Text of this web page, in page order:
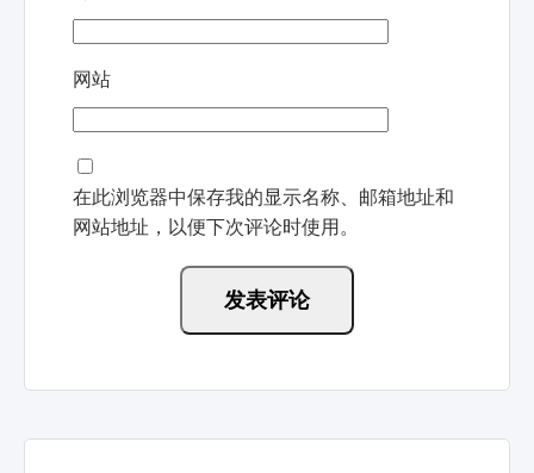
网站
在此浏览器中保存我的显示名称、邮箱地址和
网站地址，以便下次评论时使用。